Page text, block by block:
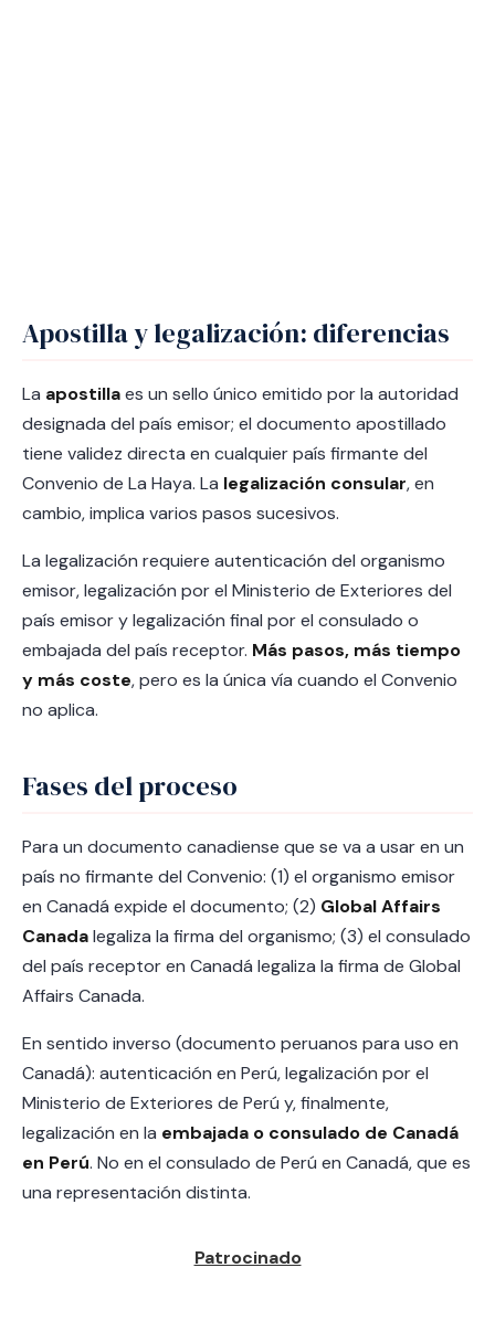
Apostilla y legalización: diferencias
La apostillaes un sello único emitido por la autoridad
designada del país emisor; el documento apostillado
tiene validez directa en cualquier país firmante del
Convenio de La Haya. La legalización consular, en
cambio, implica varios pasos sucesivos.
La legalización requiere autenticación del organismo
emisor, legalización por el Ministerio de Exteriores del
país emisor y legalización final por el consulado o
embajada del país receptor. Más pasos, más tiempo
y más coste, pero es la única vía cuando el Convenio
no aplica.
Fases del proceso
Para un documento canadiense que se va a usar en un
país no firmante del Convenio: (1) el organismo emisor
en Canadá expide el documento; (2) Global Affairs
Canadalegaliza la firma del organismo; (3) el consulado
del país receptor en Canadá legaliza la firma de Global
Affairs Canada.
En sentido inverso (documento peruanos para uso en
Canadá): autenticación en Perú, legalización por el
Ministerio de Exteriores de Perú y, finalmente,
legalización en la embajada o consulado de Canadá
en Perú. No en el consulado de Perú en Canadá, que es
una representación distinta.